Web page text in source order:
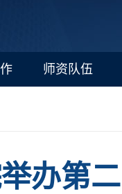
师资队伍
办第